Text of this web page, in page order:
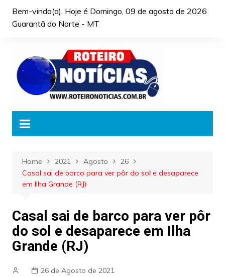
Bem-vindo(a). Hoje é Domingo, 09 de agosto de 2026
Guarantã do Norte - MT
Home 2021 Agosto
26
Casal sai de barco para ver pôr do sol e desaparece
em Ilha Grande (RJ)
Casal sai de barco para ver pôr
do sol e desaparece em Ilha
Grande (RJ)
26 de Agosto de 2021